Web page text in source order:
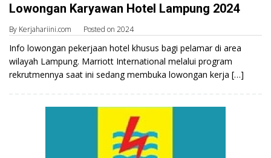
Lowongan Karyawan Hotel Lampung 2024
By Kerjahariini.com Posted on 2024
Info lowongan pekerjaan hotel khusus bagi pelamar di area
wilayah Lampung. Marriott International melalui program
rekrutmennya saat ini sedang membuka lowongan kerja […]